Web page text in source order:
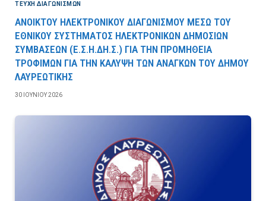
ΤΕΎΧΗ ΔΙΑΓΩΝΙΣΜΏΝ
ΑΝΟΙΚΤΟΥ ΗΛΕΚΤΡΟΝΙΚΟΥ ΔΙΑΓΩΝΙΣΜΟΥ ΜΕΣΩ ΤΟΥ
ΕΘΝΙΚΟΥ ΣΥΣΤΗΜΑΤΟΣ ΗΛΕΚΤΡΟΝΙΚΩΝ ΔΗΜΟΣΙΩΝ
ΣΥΜΒΑΣΕΩΝ (Ε.Σ.Η.ΔΗ.Σ.) ΓΙΑ ΤΗΝ ΠΡΟΜΗΘΕΙΑ
ΤΡΟΦΙΜΩΝ ΓΙΑ ΤΗΝ ΚΑΛΥΨΗ ΤΩΝ ΑΝΑΓΚΩΝ ΤΟΥ ΔΗΜΟΥ
ΛΑΥΡΕΩΤΙΚΗΣ
30 ΙΟΥΝΊΟΥ 2026